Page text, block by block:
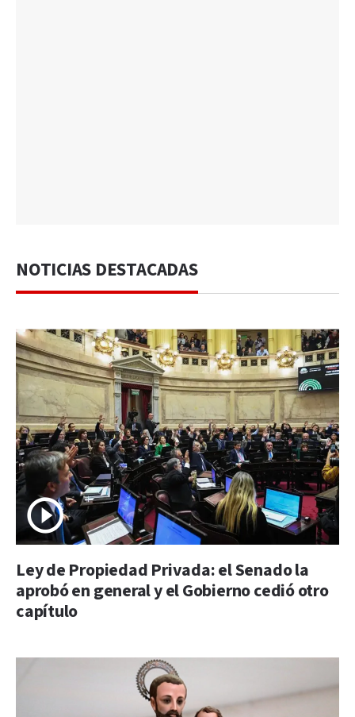
NOTICIAS DESTACADAS
Ley de Propiedad Privada: el Senado la
aprobó en general y el Gobierno cedió otro
capítulo